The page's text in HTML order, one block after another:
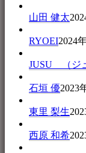
山田 健太
RYOEI2024
JUSU （ジ
石垣 優2023
東里 梨生
西原 和希